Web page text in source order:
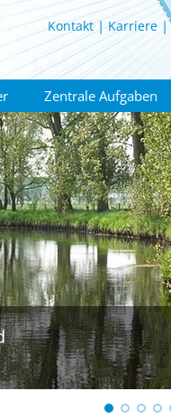
Kontakt Karriere
Zentrale Aufgaben